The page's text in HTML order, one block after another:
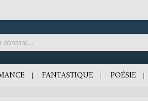
FANTASTIQUE POÉSIE